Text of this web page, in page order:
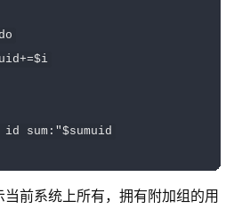
do
+=$i
sum:"$sumuid
前系统上所有，拥有附加组的用